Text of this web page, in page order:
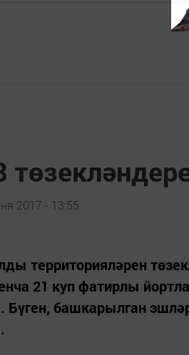
2017 - 13:55
территорияләрен
21 куп фатирлы
Бүген, башкарылган